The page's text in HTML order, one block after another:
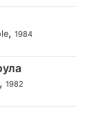
, 1984
, 1982